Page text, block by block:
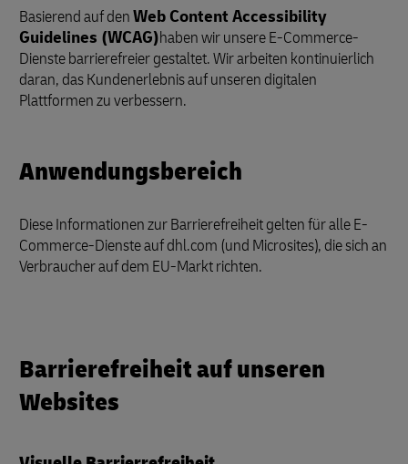
Basierend auf denWeb Content Accessibility
Guidelines (WCAG)haben wir unsere E-Commerce-
Dienste barrierefreier gestaltet. Wir arbeiten kontinuierlich
daran, das Kundenerlebnis auf unseren digitalen
Plattformen zu verbessern.
Anwendungsbereich
Diese Informationen zur Barrierefreiheit gelten für alle E-
Commerce-Dienste auf dhl.com (und Microsites), die sich an
Verbraucher auf dem EU-Markt richten.
Barrierefreiheit auf unseren
Websites